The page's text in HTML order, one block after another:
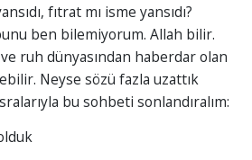
fıtrat mı isme yansıdı?
ben bilemiyorum. Allah bilir.
ruh dünyasından haberdar olan
Neyse sözü fazla uzattık
bu sohbeti sonlandıralım: